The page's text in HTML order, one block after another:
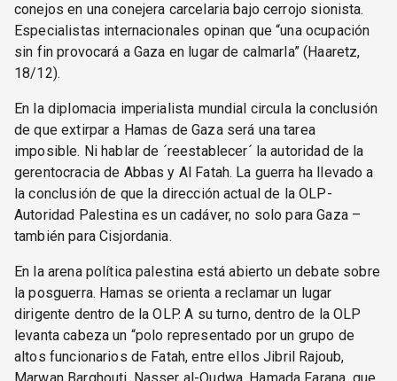
conejos en una conejera carcelaria bajo cerrojo sionista.
Especialistas internacionales opinan que “una ocupación
sin fin provocará a Gaza en lugar de calmarla” (Haaretz,
18/12).
En la diplomacia imperialista mundial circula la conclusión
de que extirpar a Hamas de Gaza será una tarea
imposible. Ni hablar de ´reestablecer´ la autoridad de la
gerentocracia de Abbas y Al Fatah. La guerra ha llevado a
la conclusión de que la dirección actual de la OLP-
Autoridad Palestina es un cadáver, no solo para Gaza –
también para Cisjordania.
En la arena política palestina está abierto un debate sobre
la posguerra. Hamas se orienta a reclamar un lugar
dirigente dentro de la OLP. A su turno, dentro de la OLP
levanta cabeza un “polo representado por un grupo de
altos funcionarios de Fatah, entre ellos Jibril Rajoub,